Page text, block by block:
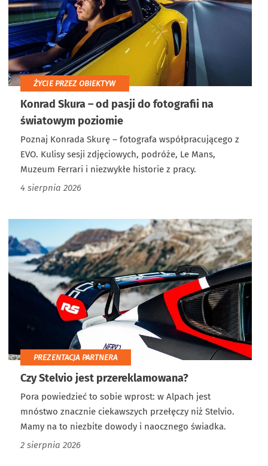
ŻYCIE PRZEZ OBIEKTYW
Konrad Skura – od pasji do fotografii na
światowym poziomie
Poznaj Konrada Skurę – fotografa współpracującego z
EVO. Kulisy sesji zdjęciowych, podróże, Le Mans,
Muzeum Ferrari i niezwykłe historie z pracy.
4 sierpnia 2026
PREZENTACJA PARTNERA
Czy Stelvio jest przereklamowana?
Pora powiedzieć to sobie wprost: w Alpach jest
mnóstwo znacznie ciekawszych przełęczy niż Stelvio.
Mamy na to niezbite dowody i naocznego świadka.
2 sierpnia 2026